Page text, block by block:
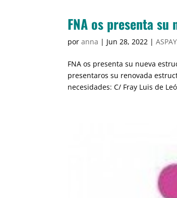
FNA os presenta
poranna | Jun 28, 2022 |
FNA os presenta su nueva
presentaros su renovada
necesidades: C/ Fray Luis de